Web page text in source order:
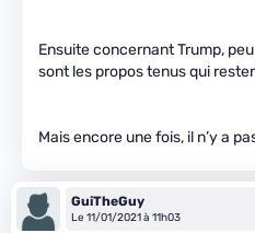
Ensuite concernant Trump,
sont les propos tenus qui
Mais encore une fois, il n’y a
GuiTheGuy
Le 11/01/2021 à 11h03